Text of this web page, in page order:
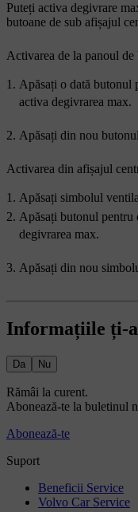
Puteți activa degivrare
butoane de sub afișajul
Activarea de la panoul de
Apăsați o dată butonul
activa degivrarea max.
Apăsați din nou
Activarea din afișajul
Apăsați simbolul
Apăsați butonul pentru
degivrarea max.
Apăsați din nou
Informațiile ți-
Da Nu